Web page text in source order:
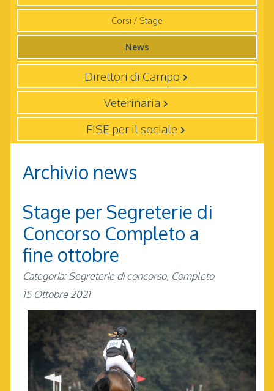
Corsi / Stage
News
Direttori di Campo
Veterinaria
FISE per il sociale
Archivio news
Stage per Segreterie di
Concorso Completo a
fine ottobre
Categoria: Segreterie di concorso, Completo
15 Ottobre 2021